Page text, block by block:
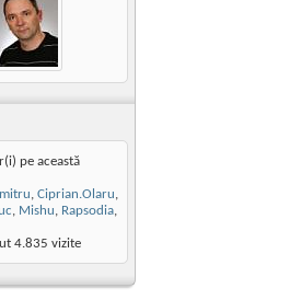
pe această
, Ciprian.Olaru,
, Mishu, Rapsodia,
4.835 vizite